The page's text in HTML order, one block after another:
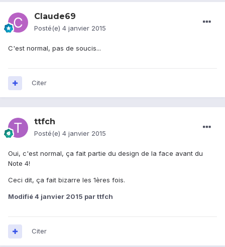
Claude69
Posté(e) 4 janvier 2015
C'est normal, pas de soucis...
Citer
ttfch
Posté(e) 4 janvier 2015
Oui, c'est normal, ça fait partie du design de la face avant du
Note 4!
Ceci dit, ça fait bizarre les 1ères fois.
Modifié4 janvier 2015 par ttfch
Citer